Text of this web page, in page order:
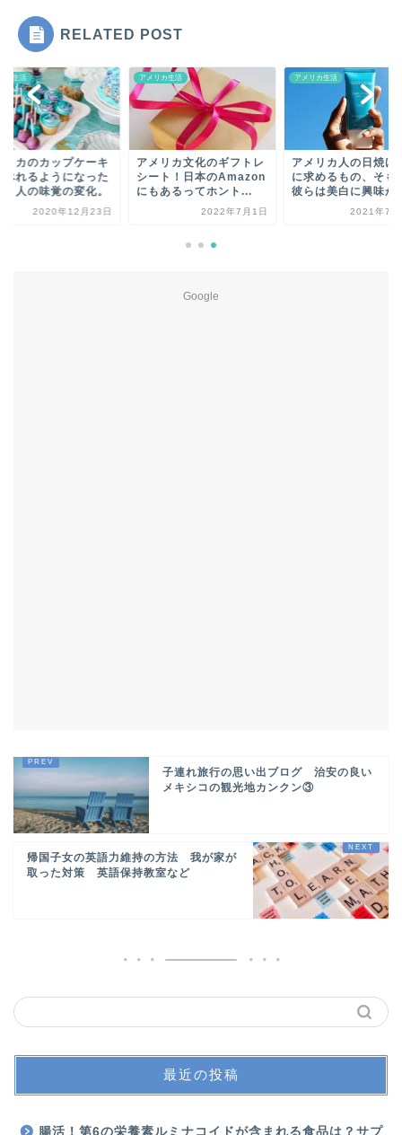
RELATED POST
カ生活
リカのカップケーキ
べれるようになった
。人の味覚の変化。
2020年12月23日
アメリカ生活
アメリカ文化のギフトレ
シート！日本のAmazon
にもあるってホント...
2022年7月1日
アメリカ生活
アメリカ人の日焼け
に求めるもの、そも
彼らは美白に興味が
2021年7
Google
子連れ旅行の思い出ブログ 治安の良い
メキシコの観光地カンクン③
帰国子女の英語力維持の方法 我が家が
取った対策 英語保持教室など
最近の投稿
腸活！第6の栄養素ルミナコイドが含まれる食品は？サプ